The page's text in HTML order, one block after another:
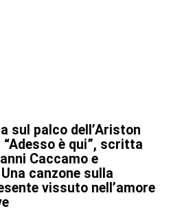
sul palco dell’Ariston
è qui”, scritta
Caccamo e
canzone sulla
vissuto nell’amore